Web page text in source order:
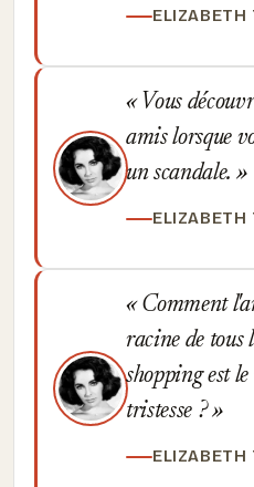
ELIZABETH
Vous
amis lorsque
un scandale.
ELIZABETH
Comment
racine de tous
shopping est
tristesse ?
ELIZABETH